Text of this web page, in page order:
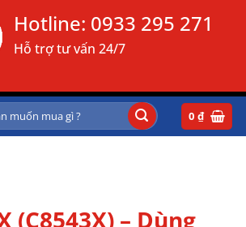
Hotline: 0933 295 271
Hỗ trợ tư vấn 24/7
0₫
(C8543X) – Dùng